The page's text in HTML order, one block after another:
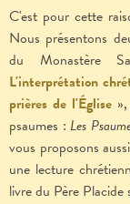
C'est pour cette
Nous présentons
du Monastère
L'interprétation
prières de l'Église»,
psaumes : Les
vous proposons
une lecture
livre du Père